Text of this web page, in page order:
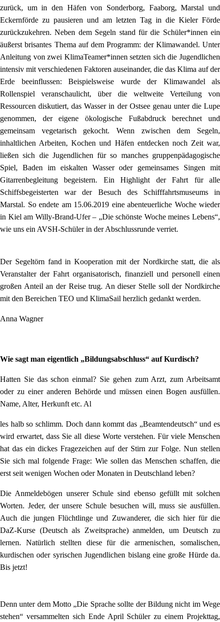
zurück, um in den Häfen von Sonderborg, Faaborg, Marstal und
Eckernförde zu pausieren und am letzten Tag in die Kieler Förde
zurückzukehren. Neben dem Segeln stand für die Schüler*innen ein
äußerst brisantes Thema auf dem Programm: der Klimawandel. Unter
Anleitung von zwei KlimaTeamer*innen setzten sich die Jugendlichen
intensiv mit verschiedenen Faktoren auseinander, die das Klima auf der
Erde beeinflussen: Beispielsweise wurde der Klimawandel als
Rollenspiel veranschaulicht, über die weltweite Verteilung von
Ressourcen diskutiert, das Wasser in der Ostsee genau unter die Lupe
genommen, der eigene ökologische Fußabdruck berechnet und
gemeinsam vegetarisch gekocht. Wenn zwischen dem Segeln,
inhaltlichen Arbeiten, Kochen und Häfen entdecken noch Zeit war,
ließen sich die Jugendlichen für so manches gruppenpädagogische
Spiel, Baden im eiskalten Wasser oder gemeinsames Singen mit
Gitarrenbegleitung begeistern. Ein Highlight der Fahrt für alle
Schiffsbegeisterten war der Besuch des Schifffahrtsmuseums in
Marstal. So endete am 15.06.2019 eine abenteuerliche Woche wieder
in Kiel am Willy-Brand-Ufer – „Die schönste Woche meines Lebens“,
wie uns ein AVSH-Schüler in der Abschlussrunde verriet.
Der Segeltörn fand in Kooperation mit der Nordkirche statt, die als
Veranstalter der Fahrt organisatorisch, finanziell und personell einen
großen Anteil an der Reise trug. An dieser Stelle soll der Nordkirche
mit den Bereichen TEO und KlimaSail herzlich gedankt werden.
Anna Wagner
Wie sagt man eigentlich „Bildungsabschluss“ auf Kurdisch?
Hatten Sie das schon einmal? Sie gehen zum Arzt, zum Arbeitsamt
oder zu einer anderen Behörde und müssen einen Bogen ausfüllen.
Name, Alter, Herkunft etc. Al
les halb so schlimm. Doch dann kommt das „Beamtendeutsch“ und es
wird erwartet, dass Sie all diese Worte verstehen. Für viele Menschen
hat das ein dickes Fragezeichen auf der Stirn zur Folge. Nun stellen
Sie sich mal folgende Frage: Wie sollen das Menschen schaffen, die
erst seit wenigen Wochen oder Monaten in Deutschland leben?
Die Anmeldebögen unserer Schule sind ebenso gefüllt mit solchen
Worten. Jeder, der unsere Schule besuchen will, muss sie ausfüllen.
Auch die jungen Flüchtlinge und Zuwanderer, die sich hier für die
DaZ-Kurse (Deutsch als Zweitsprache) anmelden, um Deutsch zu
lernen. Natürlich stellten diese für die armenischen, somalischen,
kurdischen oder syrischen Jugendlichen bislang eine große Hürde da.
Bis jetzt!
Denn unter dem Motto „Die Sprache sollte der Bildung nicht im Wege
stehen“ versammelten sich Ende April Schüler zu einem Projekttag,